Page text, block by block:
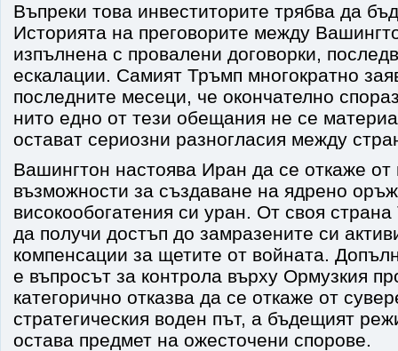
Въпреки това инвеститорите трябва да
Историята на преговорите между
изпълнена с провалени договорки,
ескалации. Самият Тръмп многократно
последните месеци, че окончателно
нито едно от тези обещания не се
остават сериозни разногласия между
Вашингтон настоява Иран да се откаже от
възможности за създаване на ядрено
високообогатения си уран. От своя
да получи достъп до замразените си
компенсации за щетите от войната.
е въпросът за контрола върху Ормузкия
категорично отказва да се откаже от
стратегическия воден път, а бъдещият
остава предмет на ожесточени спорове.